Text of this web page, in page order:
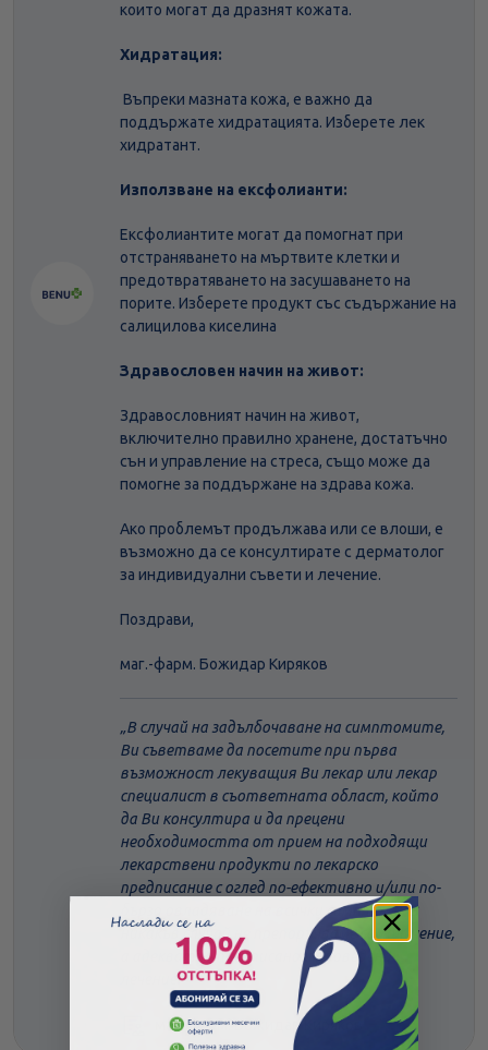
които могат да дразнят кожата.
Хидратация:
Въпреки мазната кожа, е важно да
поддържате хидратацията. Изберете лек
хидратант.
Използване на ексфолианти:
Ексфолиантите могат да помогнат при
отстраняването на мъртвите клетки и
предотвратяването на засушаването на
порите. Изберете продукт със съдържание на
салицилова киселина
Здравословен начин на живот:
Здравословният начин на живот,
включително правилно хранене, достатъчно
сън и управление на стреса, също може да
помогне за поддържане на здрава кожа.
Ако проблемът продължава или се влоши, е
възможно да се консултирате с дерматолог
за индивидуални съвети и лечение.
Поздрави,
маг.-фарм. Божидар Киряков
В случай на задълбочаване на симптомите,
Ви съветваме да посетите при първа
възможност лекуващия Ви лекар или лекар
специалист в съответната област, който
да Ви консултира и да прецени
необходимостта от прием на подходящи
лекарствени продукти по лекарско
предписание с оглед по-ефективно и/или по-
бързо овладяване на всички симптоми. В
никакъв случай не препоръчваме самолечение,
а адекватно предписано и проведено
лечение.
маг.-фарм. Божидар Киряков